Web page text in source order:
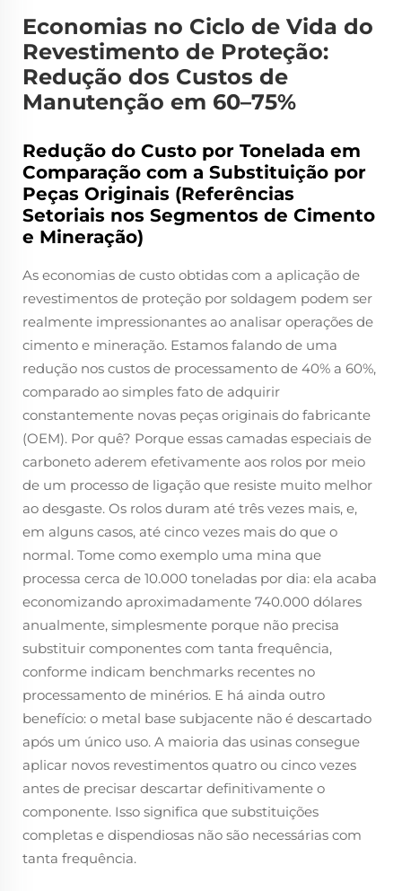
Economias no Ciclo de Vida do
Revestimento de Proteção:
Redução dos Custos de
Manutenção em 60–75%
Redução do Custo por Tonelada em
Comparação com a Substituição por
Peças Originais (Referências
Setoriais nos Segmentos de Cimento
e Mineração)
As economias de custo obtidas com a aplicação de
revestimentos de proteção por soldagem podem ser
realmente impressionantes ao analisar operações de
cimento e mineração. Estamos falando de uma
redução nos custos de processamento de 40% a 60%,
comparado ao simples fato de adquirir
constantemente novas peças originais do fabricante
(OEM). Por quê? Porque essas camadas especiais de
carboneto aderem efetivamente aos rolos por meio
de um processo de ligação que resiste muito melhor
ao desgaste. Os rolos duram até três vezes mais, e,
em alguns casos, até cinco vezes mais do que o
normal. Tome como exemplo uma mina que
processa cerca de 10.000 toneladas por dia: ela acaba
economizando aproximadamente 740.000 dólares
anualmente, simplesmente porque não precisa
substituir componentes com tanta frequência,
conforme indicam benchmarks recentes no
processamento de minérios. E há ainda outro
benefício: o metal base subjacente não é descartado
após um único uso. A maioria das usinas consegue
aplicar novos revestimentos quatro ou cinco vezes
antes de precisar descartar definitivamente o
componente. Isso significa que substituições
completas e dispendiosas não são necessárias com
tanta frequência.